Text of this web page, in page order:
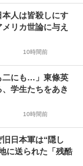
本人は皆殺しにす
リカ世論に与え
10時間前
二にも…」東條英
学生たちをあき
10時間前
旧日本軍は“隠し
に送られた「残酷